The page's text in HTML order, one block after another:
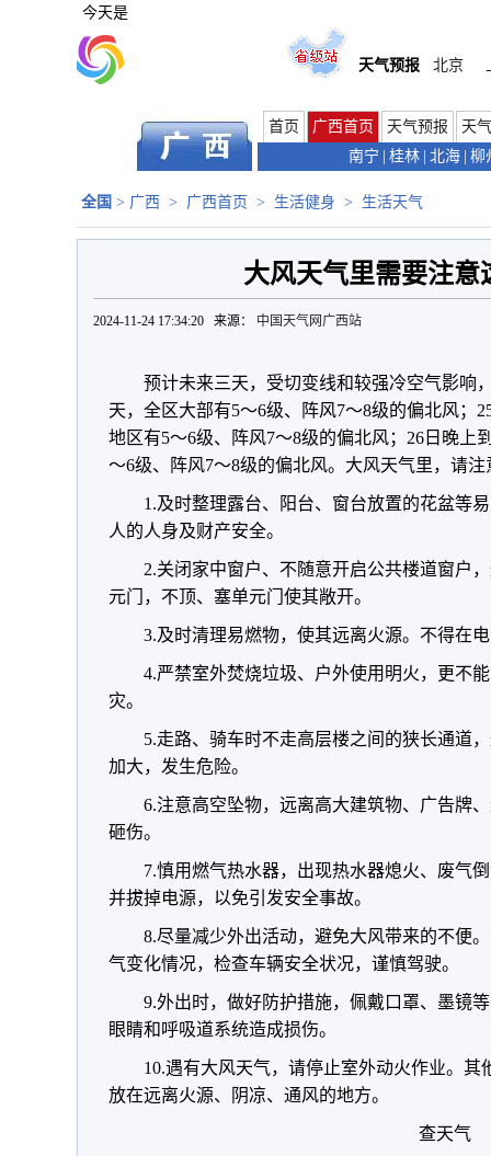
今天是
天气预报 北京
首页 广西首页 天气预报
天
南宁
桂林 北海 柳
全国 > 广西 > 广西首页 > 生活健身 > 生活天气
大风天气里需要注意
2024-11-24 17:34:20 来源： 中国天气网广西站
预计未来三天，受切变线和较强冷空气影响
天，全区大部有5～6级、阵风7～8级的偏北风；
地区有5～6级、阵风7～8级的偏北风；26日晚上
～6级、阵风7～8级的偏北风。大风天气里，请注
1.及时整理露台、阳台、窗台放置的花盆等
人的人身及财产安全。
2.关闭家中窗户、不随意开启公共楼道窗户
元门，不顶、塞单元门使其敞开。
3.及时清理易燃物，使其远离火源。不得在
4.严禁室外焚烧垃圾、户外使用明火，更不
灾。
5.走路、骑车时不走高层楼之间的狭长通道
加大，发生危险。
6.注意高空坠物，远离高大建筑物、广告牌
砸伤。
7.慎用燃气热水器，出现热水器熄火、废气
并拔掉电源，以免引发安全事故。
8.尽量减少外出活动，避免大风带来的不便
气变化情况，检查车辆安全状况，谨慎驾驶。
9.外出时，做好防护措施，佩戴口罩、墨镜
眼睛和呼吸道系统造成损伤。
10.遇有大风天气，请停止室外动火作业。
放在远离火源、阴凉、通风的地方。
查天气